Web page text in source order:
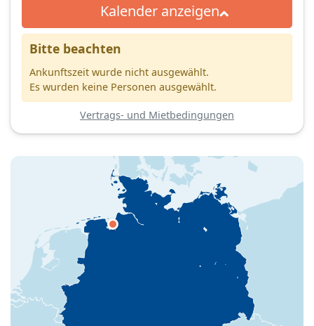
Kalender anzeigen
Bitte beachten
Ankunftszeit wurde nicht ausgewählt.
Es wurden keine Personen ausgewählt.
Vertrags- und Mietbedingungen